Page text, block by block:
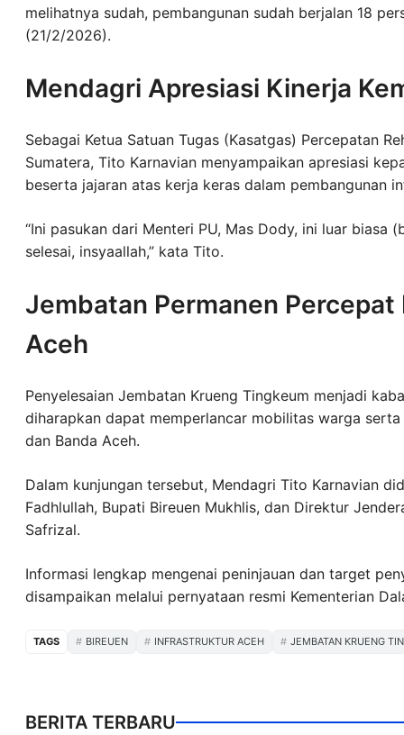
melihatnya sudah, pembangunan sudah berjalan 18
(21/2/2026).
Mendagri Apresiasi Kinerja
Sebagai Ketua Satuan Tugas (Kasatgas) Percepatan
Sumatera, Tito Karnavian menyampaikan apresiasi
beserta jajaran atas kerja keras dalam pembangunan
“Ini pasukan dari Menteri PU, Mas Dody, ini luar biasa
selesai, insyaallah,” kata Tito.
Jembatan Permanen
Aceh
Penyelesaian Jembatan Krueng Tingkeum menjadi
diharapkan dapat memperlancar mobilitas warga
dan Banda Aceh.
Dalam kunjungan tersebut, Mendagri Tito Karnavian
Fadhlullah, Bupati Bireuen Mukhlis, dan Direktur
Safrizal.
Informasi lengkap mengenai peninjauan dan target
disampaikan melalui pernyataan resmi Kementerian
TAGS BIREUEN INFRASTRUKTUR ACEH JEMBATAN KRUENG
BERITA TERBARU